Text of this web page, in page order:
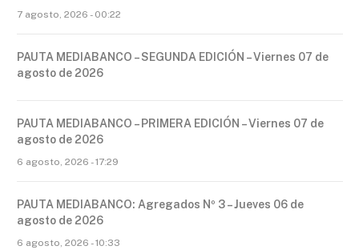
7 agosto, 2026 - 00:22
PAUTA MEDIABANCO – SEGUNDA EDICIÓN – Viernes 07 de
agosto de 2026
PAUTA MEDIABANCO – PRIMERA EDICIÓN – Viernes 07 de
agosto de 2026
6 agosto, 2026 - 17:29
PAUTA MEDIABANCO: Agregados Nº 3 – Jueves 06 de
agosto de 2026
6 agosto, 2026 - 10:33